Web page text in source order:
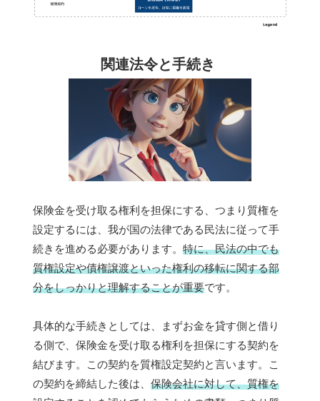
関連法令と手続き
保険金を受け取る権利を担保にする、つまり質権を
設定するには、我が国の法律である民法に従って手
続きを進める必要があります。 特に、民法の中でも
質権設定や債権譲渡といった権利の移転に関する部
分をしっかりと理解することが重要です。
具体的な手続きとしては、まずお金を貸す側と借り
る側で、保険金を受け取る権利を担保にする契約を
結びます。この契約を質権設定契約と言います。こ
の契約を締結した後は、 保険会社に対して、質権を